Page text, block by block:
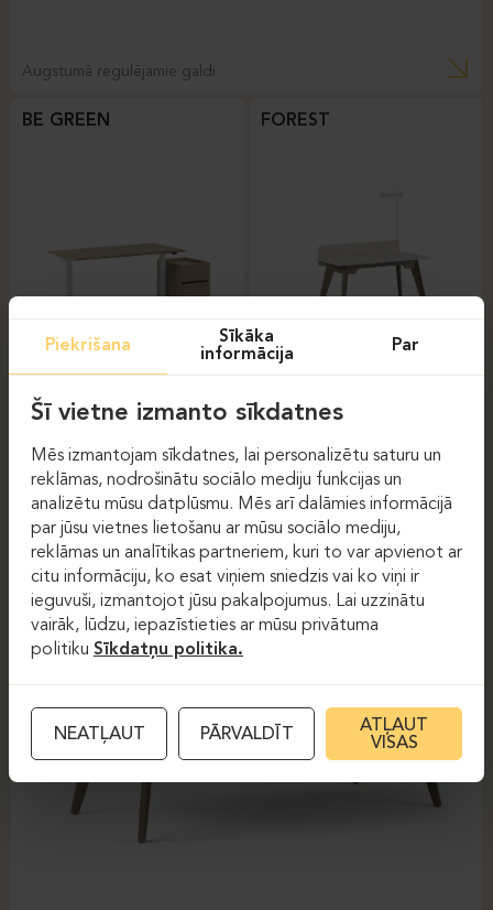
Augstumā regulējamie galdi
BE GREEN FOREST
Biroja galdi
Piekrišana
Sīkāka
informācija
Par
Šī vietne izmanto sīkdatnes
Mēs izmantojam sīkdatnes, lai personalizētu saturu un
reklāmas, nodrošinātu sociālo mediju funkcijas un
analizētu mūsu datplūsmu. Mēs arī dalāmies informācijā
par jūsu vietnes lietošanu ar mūsu sociālo mediju,
reklāmas un analītikas partneriem, kuri to var apvienot ar
citu informāciju, ko esat viņiem sniedzis vai ko viņi ir
ieguvuši, izmantojot jūsu pakalpojumus. Lai uzzinātu
vairāk, lūdzu, iepazīstieties ar mūsu privātuma
politiku Sīkdatņu politika.
NEATĻAUT PĀRVALDĪT
ATĻAUT
VISAS